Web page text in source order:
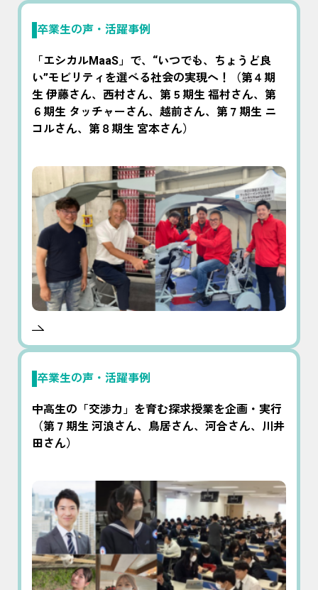
卒業生の声・活躍事例
「エシカルMaaS」で、“いつでも、ちょうど良
い”モビリティを選べる社会の実現へ！（第４期
生 伊藤さん、西村さん、第５期生 福村さん、第
６期生 タッチャーさん、越前さん、第７期生 ニ
コルさん、第８期生 宮本さん）
卒業生の声・活躍事例
中高生の「交渉力」を育む探求授業を企画・実行
（第７期生 河浪さん、鳥居さん、河合さん、川井
田さん）